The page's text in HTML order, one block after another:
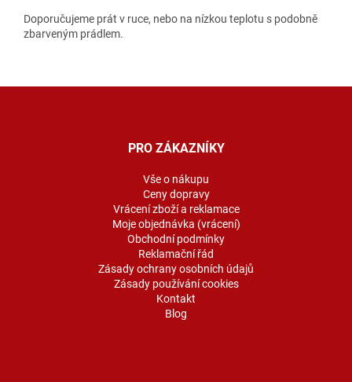
Doporučujeme prát v ruce, nebo na nízkou teplotu s podobně
zbarveným prádlem.
PRO ZÁKAZNÍKY
Vše o nákupu
Ceny dopravy
Vrácení zboží a reklamace
Moje objednávka (vrácení)
Obchodní podmínky
Reklamační řád
Zásady ochrany osobních údajů
Zásady používání cookies
Kontakt
Blog